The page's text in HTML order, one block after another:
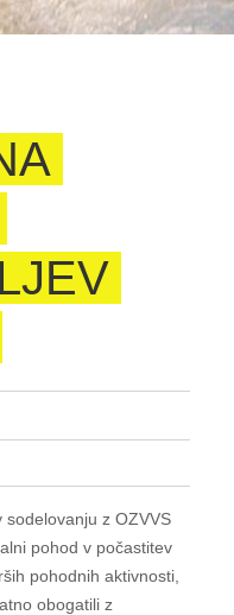
z OZVVS
pohod v počastitev
pohodnih aktivnosti,
obogatili z